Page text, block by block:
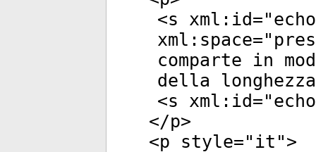
<s xml:id="
xml:space="
comparte in
della
<s xml:id="
</p>
<p style=" it ">